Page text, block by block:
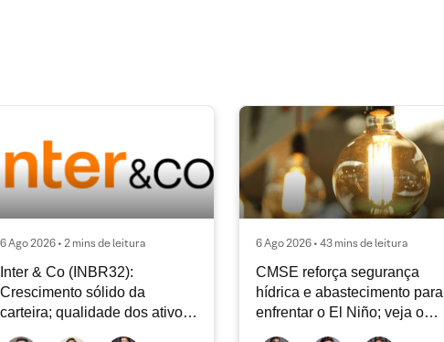
6 Ago 2026 • 2 mins de leitura
Inter & Co (INBR32):
Crescimento sólido da
carteira; qualidade dos ativos
continua sendo o principal
6 Ago 2026 • 43 mins de leitura
CMSE reforça segurança
hídrica e abastecimento para
enfrentar o El Niño; veja o
Radar Energia XP | Agosto